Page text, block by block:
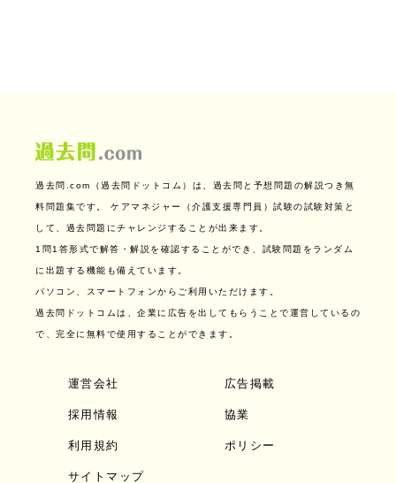
過去問.com（過去問ドットコム）は、過去問と予想問題の解説つき無
料問題集です。 ケアマネジャー（介護支援専門員）試験の試験対策と
して、過去問題にチャレンジすることが出来ます。
1問1答形式で解答・解説を確認することができ、試験問題をランダム
に出題する機能も備えています。
パソコン、スマートフォンからご利用いただけます。
過去問ドットコムは、企業に広告を出してもらうことで運営しているの
で、完全に無料で使用することができます。
運営会社 広告掲載
採用情報 協業
利用規約 ポリシー
サイトマップ